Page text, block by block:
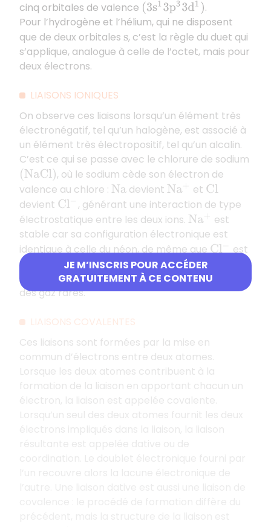
JE M’INSCRIS POUR ACCÉDER
GRATUITEMENT À CE CONTENU
cinq orbitales de valence (3s13p33d1)
.
Pour l’hydrogène et l’hélium, qui ne disposent
que de deux orbitales s, c’est la règle du duet qui
s’applique, analogue à celle de l’octet, mais pour
deux électrons.
LIAISONS IONIQUES
On observe ces liaisons lorsqu’un élément très
électronégatif, tel qu’un halogène, est associé à
un élément très électropositif, tel qu’un alcalin.
C’est ce qui se passe avec le chlorure de sodium
(NaCl) , où le sodium cède son électron de
valence au chlore : Na devient Na+ et Cl
devient Cl−
, générant une interaction de type
électrostatique entre les deux ions. Na+
est
stable car sa configuration électronique est
identique à celle du néon, de même queCl− est
stable car sa configuration électronique est
identique à celle de l’argon, néon et argon étant
des gaz rares.
LIAISONS COVALENTES
Ces liaisons sont formées par la mise en
commun d’électrons entre deux atomes.
Lorsque les deux atomes contribuent à la
formation de la liaison en apportant chacun un